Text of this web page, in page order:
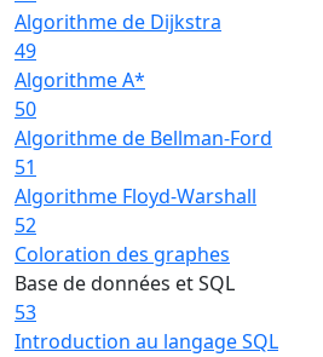
Algorithme de Dijkstra
49
Algorithme A*
50
Algorithme de Bellman-Ford
51
Algorithme Floyd-Warshall
52
Coloration des graphes
Base de données et SQL
53
Introduction au langage SQL